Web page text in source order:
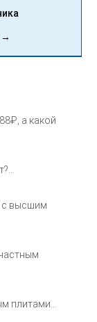
→
а какой
с высшим
плитами...